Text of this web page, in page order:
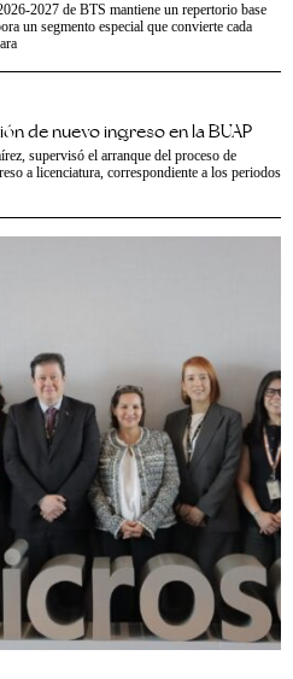
2027 de BTS mantiene un repertorio base
un segmento especial que convierte cada
de nuevo ingreso en la BUAP
supervisó el arranque del proceso de
a licenciatura, correspondiente a los periodos